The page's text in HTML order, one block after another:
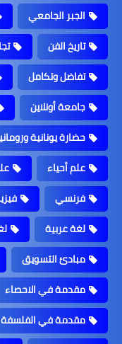
الجبر الجامعي
تاريخ الفن
تفاضل وتكامل
جامعة أونلاين
حضارة يونانية
علم أحياء
فرنسي
لغة عربية
مبادئ التسويق
مقدمة في الاحصاء
مقدمة في الفلسفة